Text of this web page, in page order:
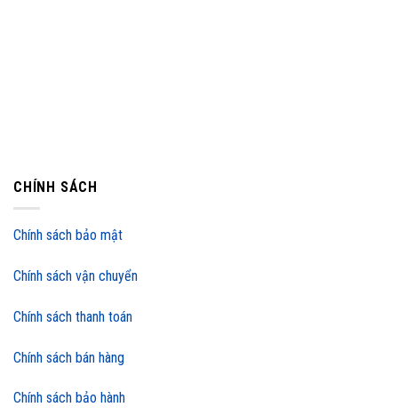
CHÍNH SÁCH
Chính sách bảo mật
Chính sách vận chuyển
Chính sách thanh toán
Chính sách bán hàng
Chính sách bảo hành